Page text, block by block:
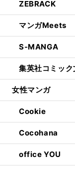
ZEBRACK
マンガMeets
S-MANGA
集英社コミック
女性マンガ
Cookie
Cocohana
office YOU